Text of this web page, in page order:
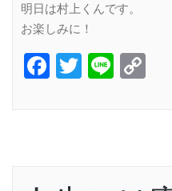
明日は村上くんです。
お楽しみに！
Facebook
Twitter
Line